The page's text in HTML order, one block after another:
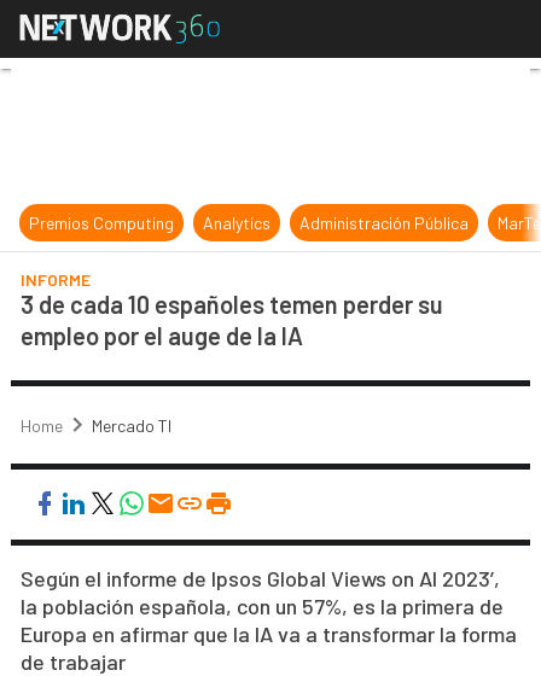
3 de cada 10 españoles temen
Premios Computing Analytics Administración Pública
INFORME
3 de cada 10 españoles temen perder su
empleo por el auge de la IA
Home Mercado TI
Según el informe de Ipsos Global Views on AI 2023’,
la población española, con un 57%, es la primera de
Europa en afirmar que la IA va a transformar la forma
de trabajar